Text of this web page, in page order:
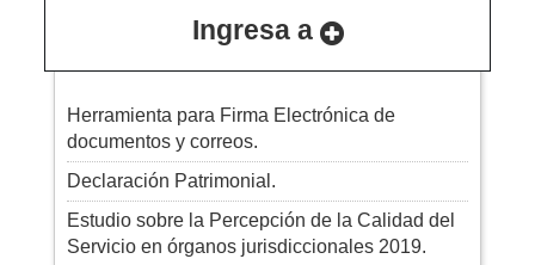
Ingresa a
Herramienta para Firma Electrónica de
documentos y correos.
Declaración Patrimonial.
Estudio sobre la Percepción de la Calidad del
Servicio en órganos jurisdiccionales 2019.